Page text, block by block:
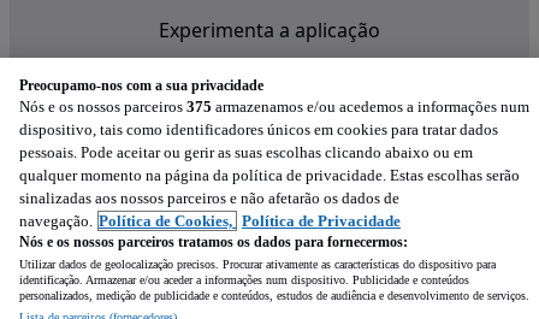
Experimenta a aplicação
Preocupamo-nos com a sua privacidade
Nós e os nossos parceiros 375 armazenamos e/ou acedemos a informações num
dispositivo, tais como identificadores únicos em cookies para tratar dados
pessoais. Pode aceitar ou gerir as suas escolhas clicando abaixo ou em
qualquer momento na página da política de privacidade. Estas escolhas serão
sinalizadas aos nossos parceiros e não afetarão os dados de
navegação. Política de Cookies, Política de Privacidade
Nós e os nossos parceiros tratamos os dados para fornecermos:
Utilizar dados de geolocalização precisos. Procurar ativamente as características do dispositivo para
identificação. Armazenar e/ou aceder a informações num dispositivo. Publicidade e conteúdos
personalizados, medição de publicidade e conteúdos, estudos de audiência e desenvolvimento de serviços.